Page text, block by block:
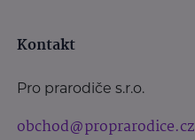
Kontakt
Pro prarodiče s.r.o.
obchod@proprarodice.cz